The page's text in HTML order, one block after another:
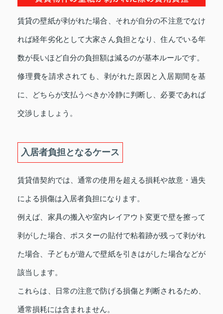
賃貸の壁紙が剥がれた場合、それが自分の不注意でなけ
れば経年劣化として大家さん負担となり、住んでいる年
数が長いほど自分の負担額は減るのが基本ルールです。
修理費を請求されても、剥がれた原因と入居期間を基
に、どちらが支払うべきか冷静に判断し、必要であれば
交渉しましょう。
入居者負担となるケース
賃貸借契約では、通常の使用を超える損耗や故意・過失
による損傷は入居者負担になります。
例えば、家具の搬入や室内レイアウト変更で壁を擦って
剥がした場合、ポスターの貼付で粘着跡が残って剥がれ
た場合、子どもが遊んで壁紙を引きはがした場合などが
該当します。
これらは、日常の注意で防げる損傷と判断されるため、
通常損耗には含まれません。